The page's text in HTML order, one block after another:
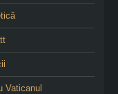
Vaticanul